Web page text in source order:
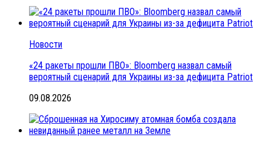
Новости
«24 ракеты прошли ПВО»: Bloomberg назвал самый
вероятный сценарий для Украины из-за дефицита Patriot
09.08.2026